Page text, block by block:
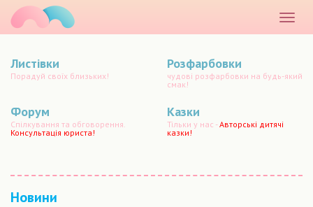
меню
Листівки
Порадуй своїх близьких!
Розфарбовки
чудові розфарбовки на будь-який
смак!
Форум
Спілкування та обговорення.
Консультація юриста!
Казки
Тільки у нас -Авторські дитячі
казки!
Новини